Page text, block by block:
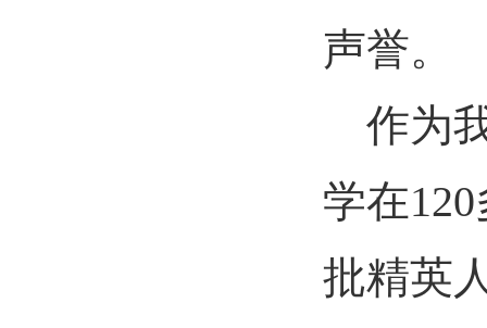
声誉。
作为
学在120
批精英